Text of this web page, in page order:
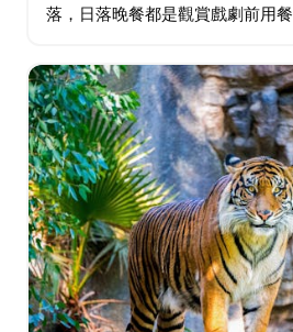
落，日落晚餐都是觀賞戲劇前用
處。